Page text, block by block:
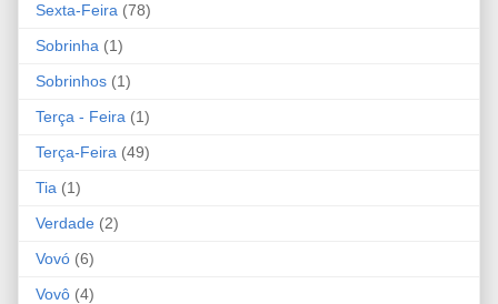
Sexta-Feira (78)
Sobrinha (1)
Sobrinhos (1)
Terça - Feira (1)
Terça-Feira (49)
Tia (1)
Verdade (2)
Vovó (6)
Vovô (4)